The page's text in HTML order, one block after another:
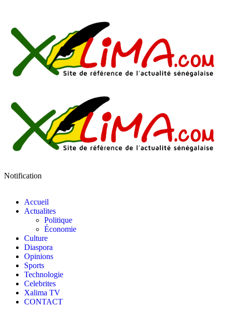
Notification
Accueil
Actualites
Politique
Économie
Culture
Diaspora
Opinions
Sports
Technologie
Celebrites
Xalima TV
CONTACT